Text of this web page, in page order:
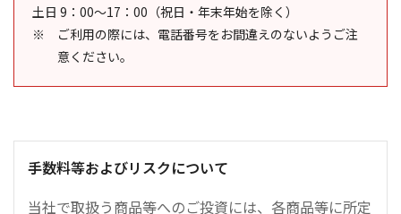
土日 9：00～17：00（祝日・年末年始を除く）
ご利用の際には、電話番号をお間違えのないようご注
意ください。
手数料等およびリスクについて
当社で取扱う商品等へのご投資には、各商品等に所定